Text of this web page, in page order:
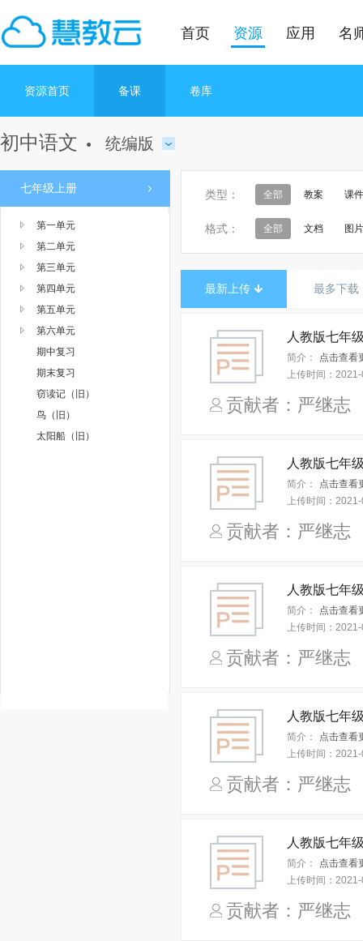
首页 资源 应用 名
资源首页 备课 卷库
初中语文 ● 统编版
七年级上册
第一单元
第二单元
第三单元
第四单元
第五单元
第六单元
期中复习
期末复习
窃读记（旧）
鸟（旧）
太阳船（旧）
类型： 全部 教案 课件
格式： 全部 文档 图片
最新上传 最多下载
简介：
点击查看
上传时间：
贡献者：严继
简介：
点击查看
上传时间：
贡献者：严继
人教版七年
简介：
点击查看
上传时间：
贡献者：严继
简介：
点击查看
上传时间：
贡献者：严继
简介：
点击查看
上传时间：
贡献者：严继